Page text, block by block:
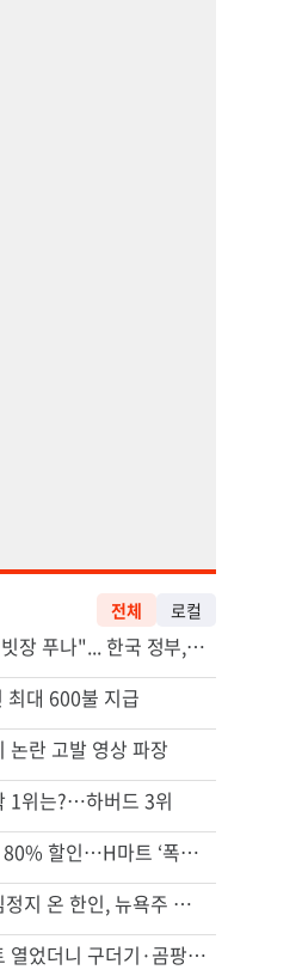
전체 로컬
"65세 복수국적 빗장 푸나"... 한국 정부, 연령 완화 전면 추진
최대 600불 지급
논란 고발 영상 파장
1위는?…하버드 3위
쌀·라면 값 최대 80% 할인…H마트 ‘폭탄 세일’
변호사시험 중 심정지 온 한인, 뉴욕주 제소
항공기 식기 카트 열었더니 구더기·곰팡이…LAX 기내식 업체 논란